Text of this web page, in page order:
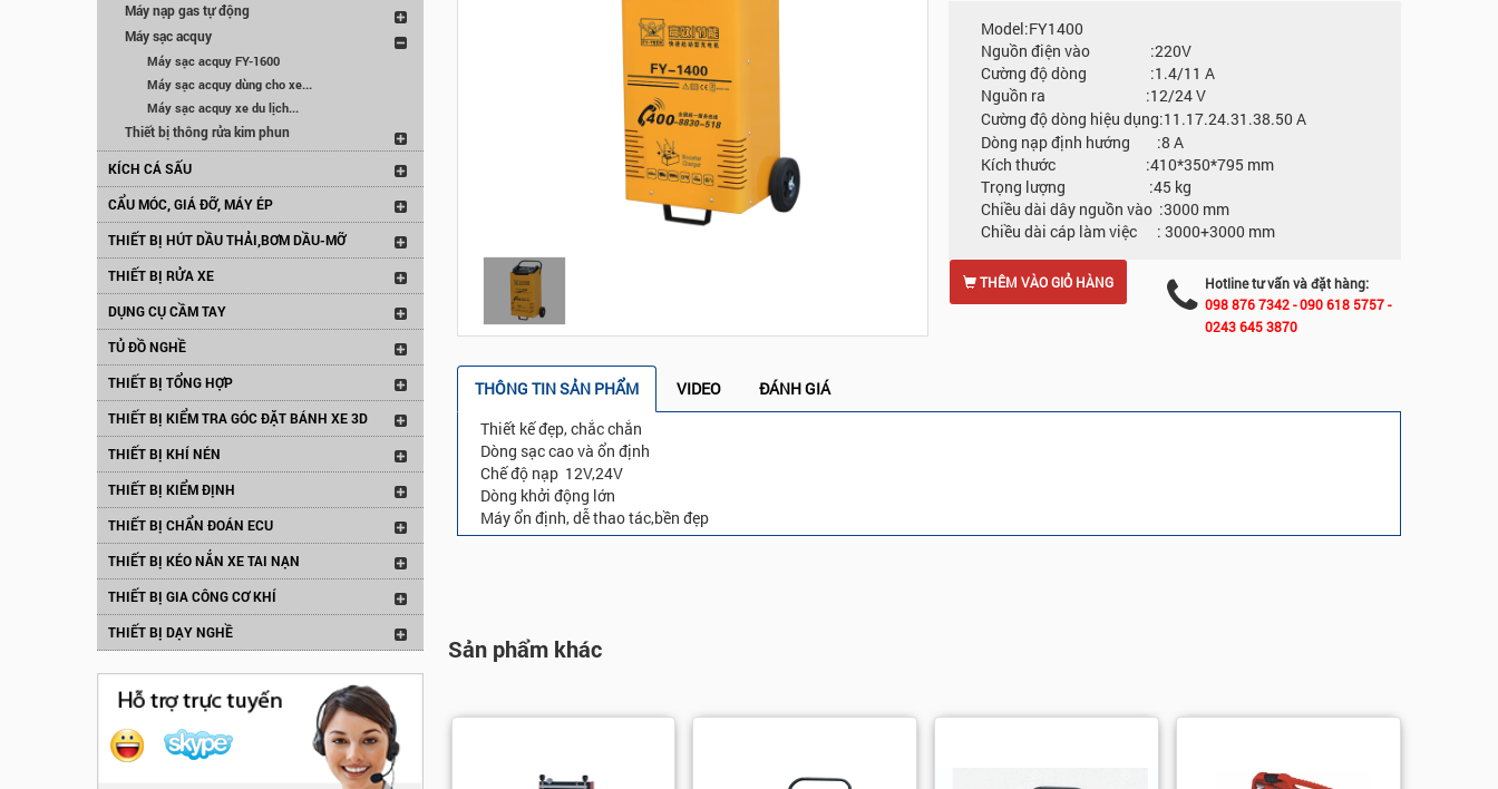
Máy nạp gas tự động
Máy sạc acquy
Máy sạc acquy FY-1600
Máy sạc acquy dùng cho xe...
Máy sạc acquy xe du lịch...
Thiết bị thông rửa kim phun
KÍCH CÁ SẤU
CẨU MÓC, GIÁ ĐỠ, MÁY ÉP
THIẾT BỊ HÚT DẦU THẢI,BƠM DẦU-MỠ
THIẾT BỊ RỬA XE
DỤNG CỤ CẦM TAY
TỦ ĐỒ NGHỀ
THIẾT BỊ TỔNG HỢP
THIẾT BỊ KIỂM TRA GÓC ĐẶT BÁNH XE 3D
THIẾT BỊ KHÍ NÉN
THIẾT BỊ KIỂM ĐỊNH
THIẾT BỊ CHẨN ĐOÁN ECU
THIẾT BỊ KÉO NẮN XE TAI NẠN
THIẾT BỊ GIA CÔNG CƠ KHÍ
THIẾT BỊ DẠY NGHỀ
Model:FY1400
Nguồn điện vào :220V
Cường độ dòng :1.4/11 A
Nguồn ra :12/24 V
Cường độ dòng hiệu dụng:11.17.24.31.38.50 A
Dòng nạp định hướng :8 A
Kích thước :410*350*795 mm
Trọng lượng :45 kg
Chiều dài dây nguồn vào :3000 mm
Chiều dài cáp làm việc : 3000+3000 mm
THÊM VÀO GIỎ HÀNG
Hotline tư vấn và đặt hàng:
098 876 7342- 090 618 5757-
0243 645 3870
THÔNG TIN SẢN PHẨM VIDEO
ĐÁNH GIÁ
Thiết kế đẹp, chắc chắn
Dòng sạc cao và ổn định
Chế độ nạp 12V,24V
Dòng khởi động lớn
Máy ổn định, dễ thao tác,bền đẹp
Sản phẩm khác